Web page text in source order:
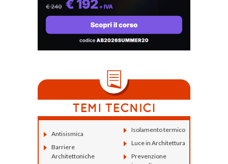
Antisismica
Barriere
Architettoniche
Isolamento termico
Luce in Architettura
Prevenzione